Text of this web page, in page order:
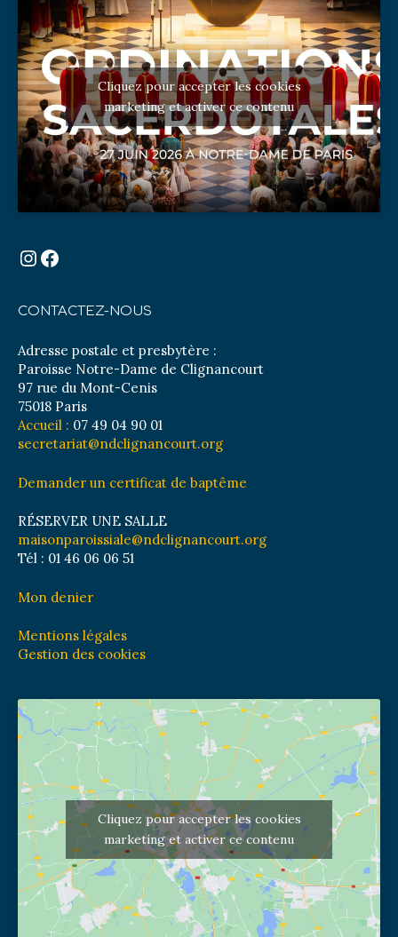
Cliquez pour accepter les cookies
marketing et activer ce contenu
Instagram
Facebook
CONTACTEZ-NOUS
Adresse postale et presbytère :
Paroisse Notre-Dame de Clignancourt
97 rue du Mont-Cenis
75018 Paris
Accueil : 07 49 04 90 01
secretariat@ndclignancourt.org
Demander un certificat de baptême
RÉSERVER UNE SALLE
maisonparoissiale@ndclignancourt.org
Tél : 01 46 06 06 51
Mon denier
Mentions légales
Gestion des cookies
Cliquez pour accepter les cookies
marketing et activer ce contenu